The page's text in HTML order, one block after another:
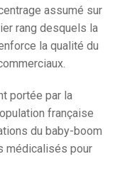
assumé sur
rang desquels la
la qualité du
portée par la
française
du baby-boom
médicalisés pour